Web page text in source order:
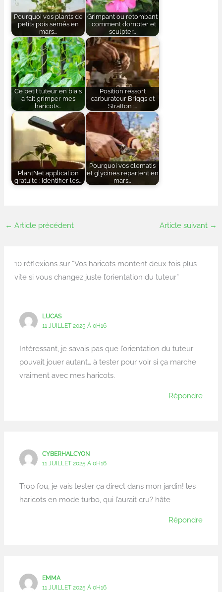
Pourquoi vos plants de
petits pois semés en
mars…
Grimpant ou retombant
: comment dompter et
sculpter…
Ce petit tuteur en biais
a fait grimper mes
haricots…
Position ressort
carburateur Briggs et
Stratton :…
PlantNet application
gratuite : identifier les…
Pourquoi vos clematis
et glycines repartent en
mars…
← Article précédent Article suivant →
10 réflexions sur “Vos haricots montent deux fois plus
vite si vous changez juste l’orientation du tuteur”
LUCAS
11 JUILLET 2025 À 0H16
Intéressant, je savais pas que l’orientation du tuteur
pouvait jouer autant… à tester pour voir si ça marche
vraiment avec mes haricots.
Répondre
CYBERHALCYON
11 JUILLET 2025 À 0H16
Trop fou, je vais tester ça direct dans mon jardin! les
haricots en mode turbo, qui l’aurait cru? hâte
Répondre
EMMA
11 JUILLET 2025 À 0H16